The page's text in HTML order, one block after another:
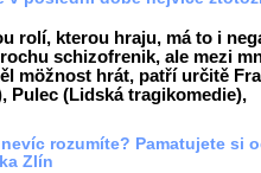
rolí, kterou hraju, má to i
schizofrenik, ale mezi
möžnost hrát, patří určitě
Pulec (Lidská tragikomedie),
rozumíte? Pamatujete si
Zlín